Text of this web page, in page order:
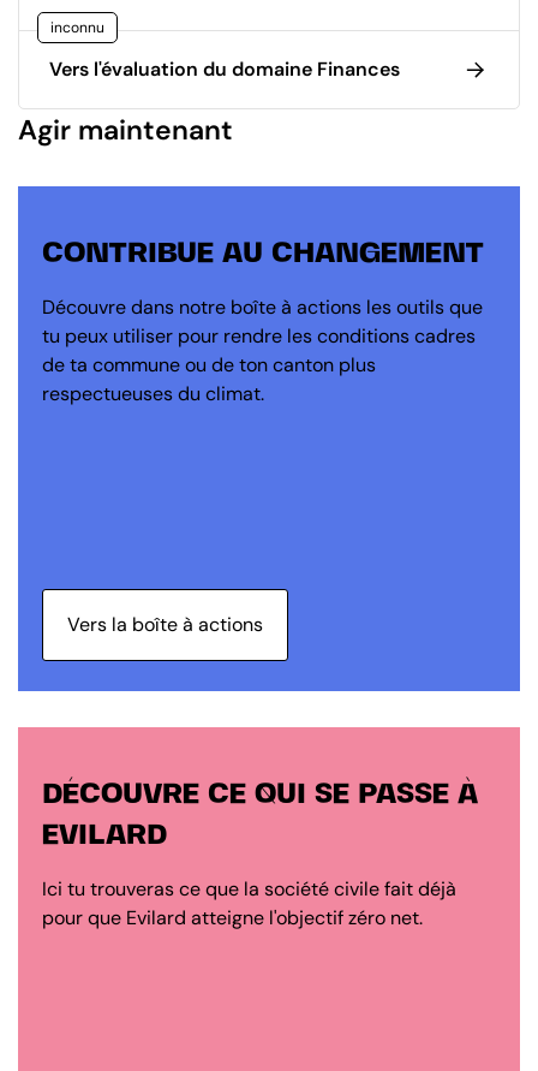
inconnu
Vers l'évaluation du domaine Finances
Agir maintenant
CONTRIBUE AU CHANGEMENT
Découvre dans notre boîte à actions les outils que
tu peux utiliser pour rendre les conditions cadres
de ta commune ou de ton canton plus
respectueuses du climat.
Vers la boîte à actions
DÉCOUVRE CE QUI SE PASSE À
EVILARD
Ici tu trouveras ce que la société civile fait déjà
pour que Evilard atteigne l'objectif zéro net.